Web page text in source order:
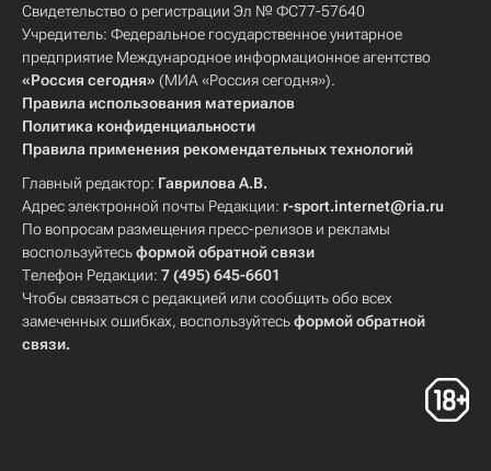
Свидетельство о регистрации Эл № ФС77-57640
Учредитель: Федеральное государственное унитарное
предприятие Международное информационное агентство
«Россия сегодня» (МИА «Россия сегодня»).
Правила использования материалов
Политика конфиденциальности
Правила применения рекомендательных технологий
Главный редактор: Гаврилова А.В.
Адрес электронной почты Редакции: r-sport.internet@ria.ru
По вопросам размещения пресс-релизов и рекламы
воспользуйтесьформой обратной связи
Телефон Редакции: 7 (495) 645-6601
Чтобы связаться с редакцией или сообщить обо всех
замеченных ошибках, воспользуйтесьформой обратной
связи.